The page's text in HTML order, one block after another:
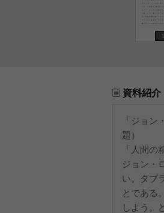
1
資料紹介
「ジョ
題）
「人間
ジョン・
い。タブ
とである
しよう。